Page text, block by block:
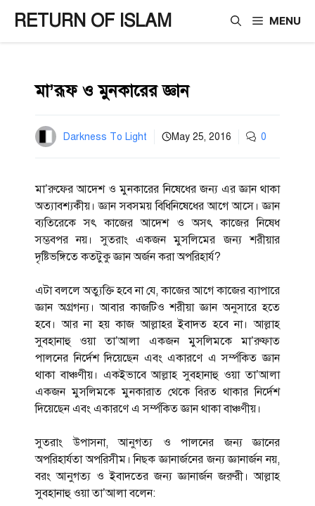
content
RETURN OF ISLAM MENU
মা’রূফ ও মুনকারের জ্ঞান
Darkness To Light May 25, 2016 0
মা’রুফের আদেশ ও মুনকারের নিষেধের জন্য এর জ্ঞান থাকা
অত্যাবশ্যকীয়। জ্ঞান সবসময় বিধিনিষেধের আগে আসে। জ্ঞান
ব্যতিরেকে সৎ কাজের আদেশ ও অসৎ কাজের নিষেধ
সম্ভবপর নয়। সুতরাং একজন মুসলিমের জন্য শরীয়ার
দৃষ্টিভঙ্গিতে কতটুকু জ্ঞান অর্জন করা অপরিহার্য?
এটা বললে অত্যুক্তি হবে না যে, কাজের আগে কাজের ব্যাপারে
জ্ঞান অগ্রগন্য। আবার কাজটিও শরীয়া জ্ঞান অনুসারে হতে
হবে। আর না হয় কাজ আল্লাহর ইবাদত হবে না। আল্লাহ
সুবহানাহু ওয়া তা’আলা একজন মুসলিমকে মা’রুফাত
পালনের নির্দেশ দিয়েছেন এবং একারণে এ সর্ম্পকিত জ্ঞান
থাকা বাঞ্চণীয়। একইভাবে আল্লাহ সুবহানাহু ওয়া তা’আলা
একজন মুসলিমকে মুনকারাত থেকে বিরত থাকার নির্দেশ
দিয়েছেন এবং একারণে এ সর্ম্পকিত জ্ঞান থাকা বাঞ্চণীয়।
সুতরাং উপাসনা, আনুগত্য ও পালনের জন্য জ্ঞানের
অপরিহার্যতা অপরিসীম। নিছক জ্ঞানার্জনের জন্য জ্ঞানার্জন নয়,
বরং আনুগত্য ও ইবাদতের জন্য জ্ঞানার্জন জরুরী। আল্লাহ
সুবহানাহু ওয়া তা’আলা বলেন: